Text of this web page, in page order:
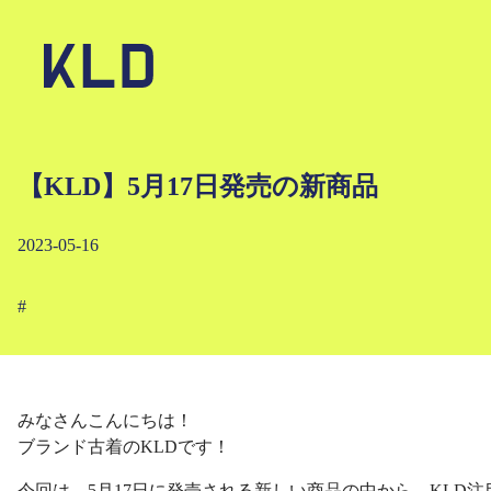
【KLD】5月17日発売の新商品
2023-05-16
#
みなさんこんにちは！
ブランド古着のKLDです！